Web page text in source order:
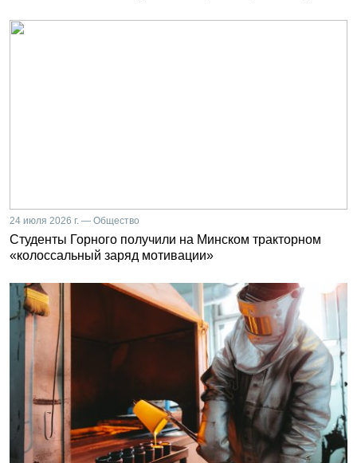
24 июля 2026 г. — Общество
Студенты Горного получили на Минском тракторном
«колоссальный заряд мотивации»